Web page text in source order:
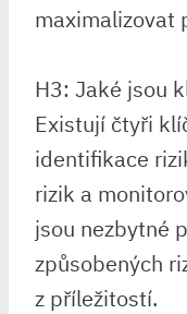
maximalizovat
H3: Jaké jsou
Existují čtyři
identifikace
rizik a
jsou nezbytné
způsobených
z příležitostí.